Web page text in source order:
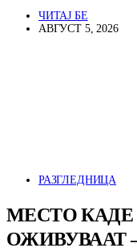
ЧИТАЈ БЕ
АВГУСТ 5, 2026
РАЗГЛЕДНИЦА
МЕСТО
ОЖИВУВААТ